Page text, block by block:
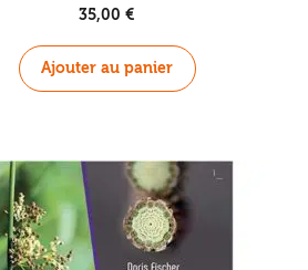
35,00€
Ajouter au panier